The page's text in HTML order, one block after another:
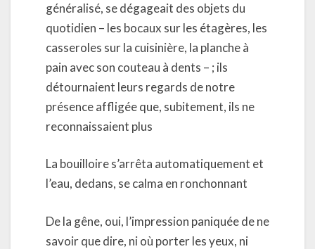
généralisé, se dégageait des objets du
quotidien – les bocaux sur les étagères, les
casseroles sur la cuisinière, la planche à
pain avec son couteau à dents – ; ils
détournaient leurs regards de notre
présence affligée que, subitement, ils ne
reconnaissaient plus
La bouilloire s’arrêta automatiquement et
l’eau, dedans, se calma en ronchonnant
De la gêne, oui, l’impression paniquée de ne
savoir que dire, ni où porter les yeux, ni